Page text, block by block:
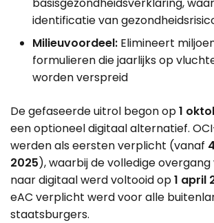
identificatie van
Milieuvoordeel: Elimineert
formulieren die jaarlijks op
worden verspreid
De gefaseerde uitrol begon op1
een optioneel digitaal alternatief.
werden als eersten verplicht (vanaf
2025), waarbij de volledige
naar digitaal werd voltooid op1 april
eAC verplicht werd voor alle
staatsburgers.